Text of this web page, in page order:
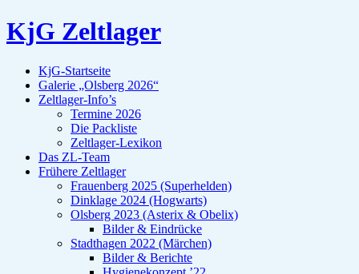
KjG Zeltlager
KjG-Startseite
Galerie „Olsberg 2026“
Zeltlager-Info’s
Termine 2026
Die Packliste
Zeltlager-Lexikon
Das ZL-Team
Frühere Zeltlager
Frauenberg 2025 (Superhelden)
Dinklage 2024 (Hogwarts)
Olsberg 2023 (Asterix & Obelix)
Bilder & Eindrücke
Stadthagen 2022 (Märchen)
Bilder & Berichte